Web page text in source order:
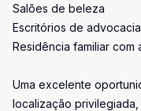
Salões de beleza
Escritórios de
Residência familiar com
Uma excelente
localização